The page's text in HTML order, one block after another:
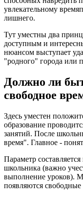
увлекательному
лишнего.
Тут уместны два
доступным и
нюансом выступает
"родного" города или
Должно ли
свободное
Здесь уместен
образование
занятий. После
время". Главное -
Параметр
школьника (важно
выполнение уроков).
появляются